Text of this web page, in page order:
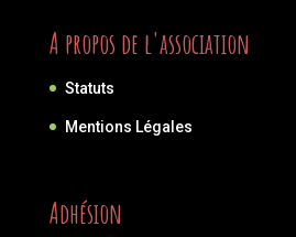
A propos de l'association
Statuts
Mentions Légales
Adhésion